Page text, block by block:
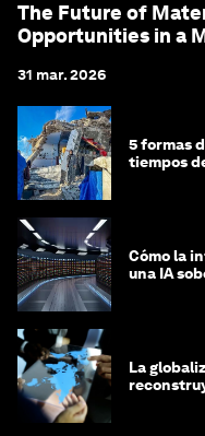
The Future of
Opportunities in a
31 mar. 2026
5 formas
tiempos
Cómo la
una IA
La